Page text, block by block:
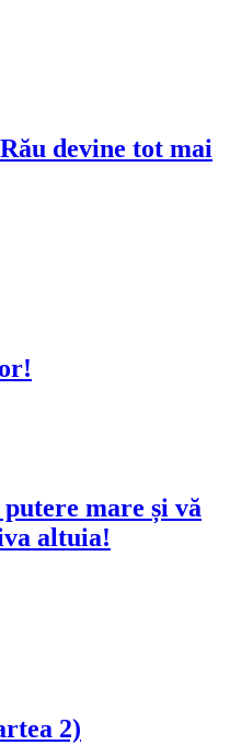
devine tot mai
mare și vă
altuia!
2)